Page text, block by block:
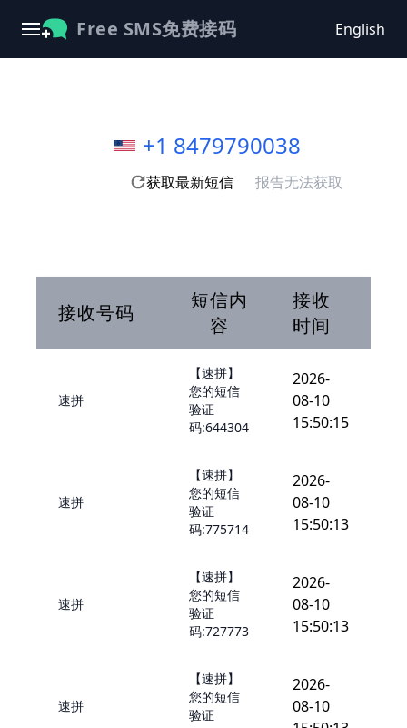
Free SMS免费接码 English
+1 8479790038
获取最新短信 报告无法获取
接收号码
短信内
容
接收
时间
速拼
【速拼】
您的短信
验证
码:644304
2026-
08-10
15:50:15
速拼
【速拼】
您的短信
验证
码:775714
2026-
08-10
15:50:13
速拼
【速拼】
您的短信
验证
码:727773
2026-
08-10
15:50:13
速拼
【速拼】
您的短信
验证
2026-
08-10